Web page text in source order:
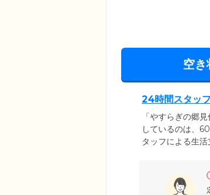
空き
24時間スタッ
「やすらぎの郷
しているのは、
タッフによる生
でスタッフが駆